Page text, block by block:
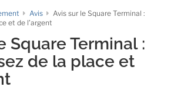
Avis
Avis sur le Square Terminal :
et de l’argent
Square Terminal :
de la place et